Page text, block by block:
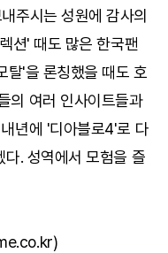
주시는 성원에 감사의
션' 때도 많은 한국팬
탈'을 론칭했을 때도 호
의 여러 인사이트들과
년에 '디아블로4'로 다
. 성역에서 모험을 즐